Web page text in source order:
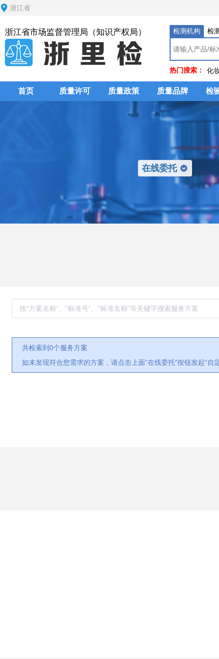
浙江省
浙江省市场监督管理局（知识产权局） 检测机构 检
热门搜索： 化
首页 质量许可 质量政策 质量品牌 检
在线委托
共检索到0个服务方案
如未发现符合您需求的方案，请点击上面“在线委托”按钮发起“自